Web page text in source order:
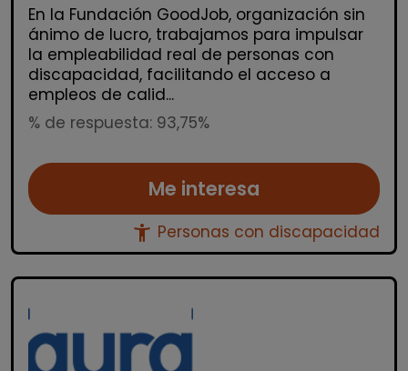
En la Fundación GoodJob, organización sin
ánimo de lucro, trabajamos para impulsar
la empleabilidad real de personas con
discapacidad, facilitando el acceso a
empleos de calid...
% de respuesta: 93,75%
Me interesa
accessibility_new Personas con discapacidad